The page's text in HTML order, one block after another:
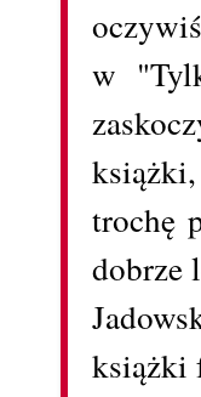
w
trochę
dobrze
książki